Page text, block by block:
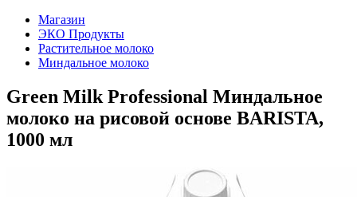
Магазин
ЭКО Продукты
Растительное молоко
Миндальное молоко
Green Milk Professional Миндальное
молоко на рисовой основе BARISTA,
1000 мл